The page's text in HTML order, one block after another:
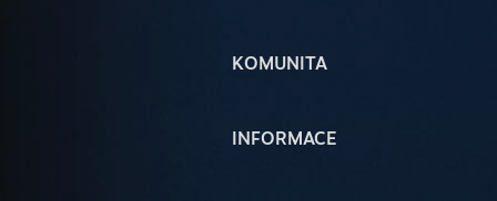
KOMUNITA
INFORMACE